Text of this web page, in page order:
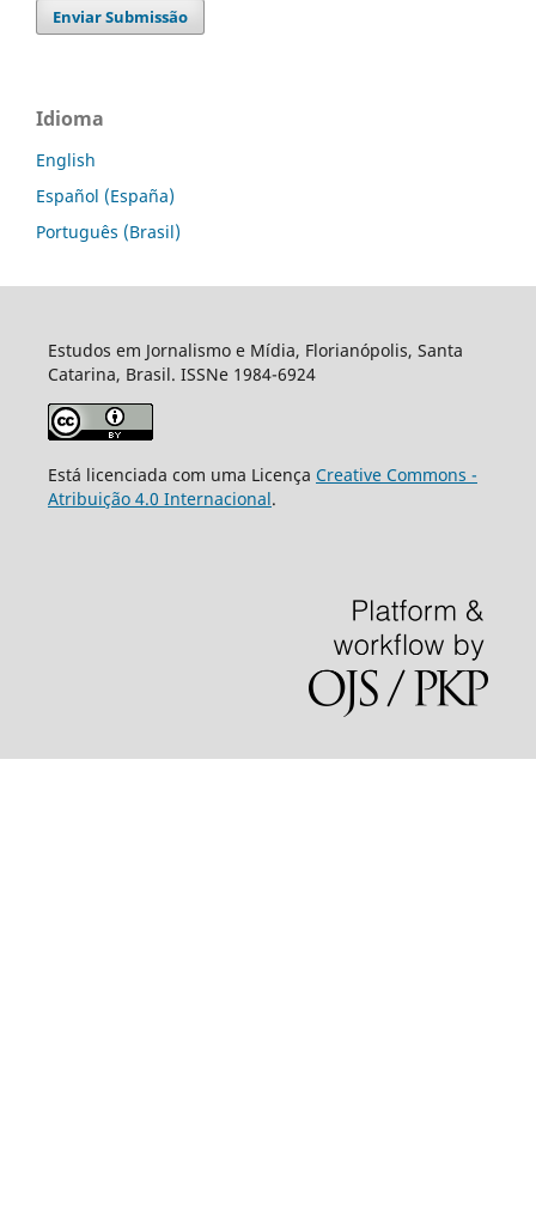
Enviar Submissão
Idioma
English
Español (España)
Português (Brasil)
Estudos em Jornalismo e Mídia, Florianópolis, Santa
Catarina, Brasil. ISSNe 1984-6924
Está licenciada com uma Licença Creative Commons -
Atribuição 4.0 Internacional.